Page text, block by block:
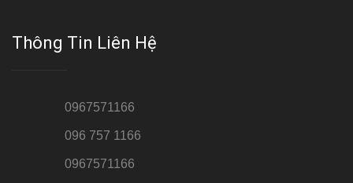
Thông Tin Liên Hệ
0967571166
096 757 1166
0967571166